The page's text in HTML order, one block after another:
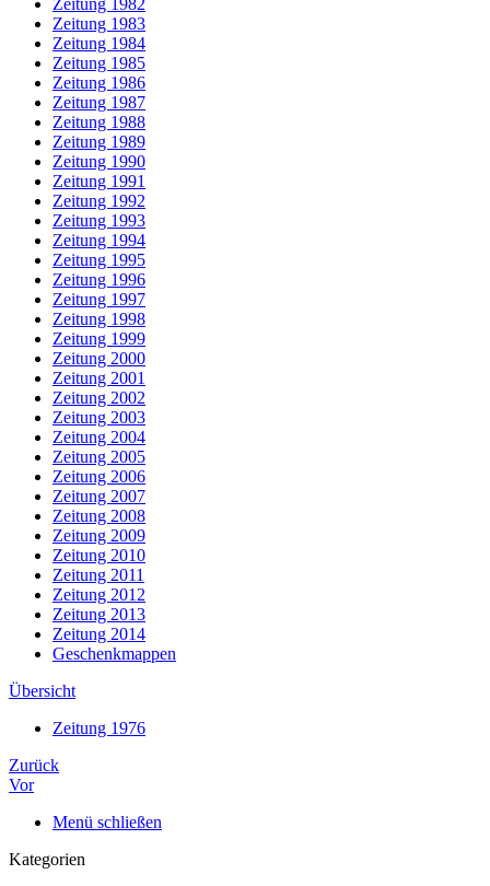
Zeitung 1982
Zeitung 1983
Zeitung 1984
Zeitung 1985
Zeitung 1986
Zeitung 1987
Zeitung 1988
Zeitung 1989
Zeitung 1990
Zeitung 1991
Zeitung 1992
Zeitung 1993
Zeitung 1994
Zeitung 1995
Zeitung 1996
Zeitung 1997
Zeitung 1998
Zeitung 1999
Zeitung 2000
Zeitung 2001
Zeitung 2002
Zeitung 2003
Zeitung 2004
Zeitung 2005
Zeitung 2006
Zeitung 2007
Zeitung 2008
Zeitung 2009
Zeitung 2010
Zeitung 2011
Zeitung 2012
Zeitung 2013
Zeitung 2014
Geschenkmappen
Übersicht
Zeitung 1976
Zurück
Vor
Menü schließen
Kategorien